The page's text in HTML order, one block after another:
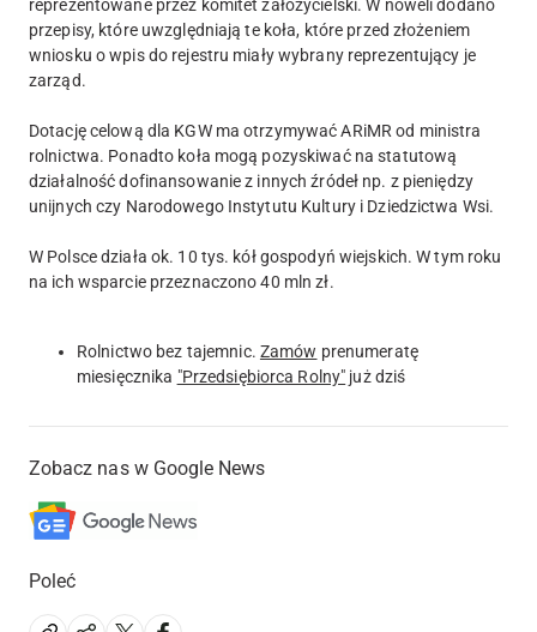
reprezentowane przez komitet założycielski. W noweli dodano
przepisy, które uwzględniają te koła, które przed złożeniem
wniosku o wpis do rejestru miały wybrany reprezentujący je
zarząd.
Dotację celową dla KGW ma otrzymywać ARiMR od ministra
rolnictwa. Ponadto koła mogą pozyskiwać na statutową
działalność dofinansowanie z innych źródeł np. z pieniędzy
unijnych czy Narodowego Instytutu Kultury i Dziedzictwa Wsi.
W Polsce działa ok. 10 tys. kół gospodyń wiejskich. W tym roku
na ich wsparcie przeznaczono 40 mln zł.
Rolnictwo bez tajemnic. Zamów prenumeratę
miesięcznika "Przedsiębiorca Rolny" już dziś
Zobacz nas w Google News
Poleć